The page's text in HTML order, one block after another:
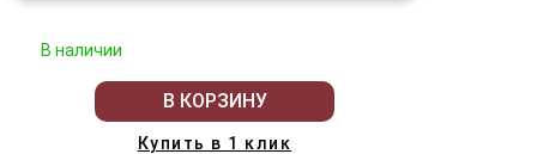
В наличии
В КОРЗИНУ
Купить в 1 клик